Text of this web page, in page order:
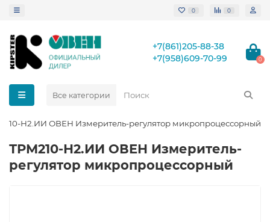
0 0
+7(861)205-88-38
+7(958)609-70-99
0
Все категории
Н2.ИИ ОВЕН Измеритель-регулятор микропроцессорный
ТРМ210-Н2.ИИ ОВЕН Измеритель-
регулятор микропроцессорный